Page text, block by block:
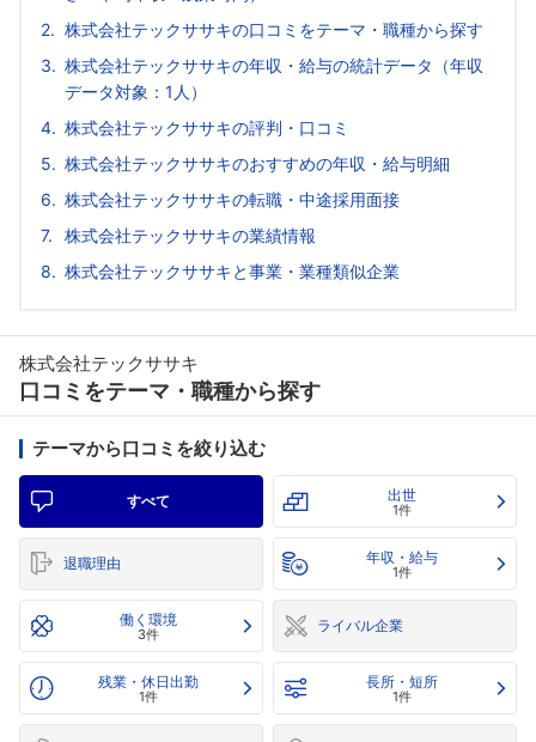
株式会社テックササキの口コミをテーマ・職種から探す
株式会社テックササキの年収・給与の統計データ（年収
データ対象：1人）
株式会社テックササキの評判・口コミ
株式会社テックササキのおすすめの年収・給与明細
株式会社テックササキの転職・中途採用面接
株式会社テックササキの業績情報
株式会社テックササキと事業・業種類似企業
株式会社テックササキ
口コミをテーマ・職種から探す
テーマから口コミを絞り込む
すべて 出世
1件
退職理由 年収・給与
1件
働く環境
3件 ライバル企業
残業・休日出勤
1件
長所・短所
1件